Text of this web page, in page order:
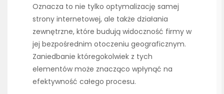
Oznacza to nie tylko optymalizację samej
strony internetowej, ale także działania
zewnętrzne, które budują widoczność firmy w
jej bezpośrednim otoczeniu geograficznym.
Zaniedbanie któregokolwiek z tych
elementów może znacząco wpłynąć na
efektywność całego procesu.